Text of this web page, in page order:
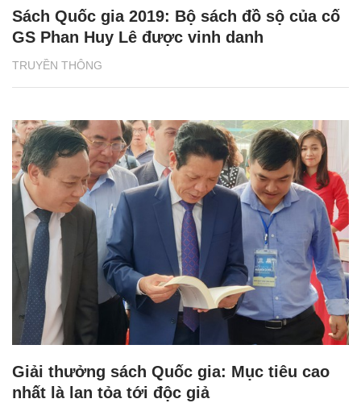
TRUYỀN THÔNG
Sách Quốc gia 2019: Bộ sách đồ sộ của cố
GS Phan Huy Lê được vinh danh
Giải thưởng sách Quốc gia: Mục tiêu cao
nhất là lan tỏa tới độc giả